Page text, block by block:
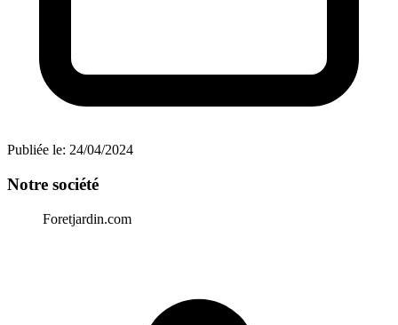
Publiée le: 24/04/2024
Notre société
Foretjardin.com